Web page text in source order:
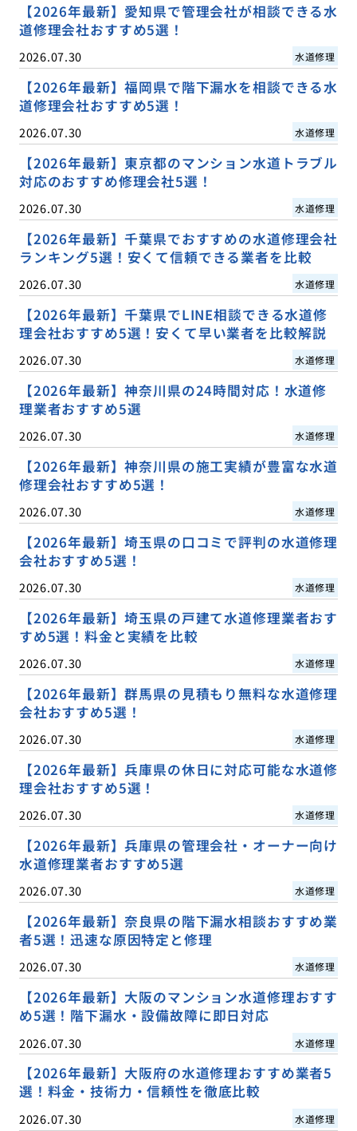
【2026年最新】愛知県で管理会社が相談できる水
道修理会社おすすめ5選！
2026.07.30 水道修理
【2026年最新】福岡県で階下漏水を相談できる水
道修理会社おすすめ5選！
2026.07.30 水道修理
【2026年最新】東京都のマンション水道トラブル
対応のおすすめ修理会社5選！
2026.07.30 水道修理
【2026年最新】千葉県でおすすめの水道修理会社
ランキング5選！安くて信頼できる業者を比較
2026.07.30 水道修理
【2026年最新】千葉県でLINE相談できる水道修
理会社おすすめ5選！安くて早い業者を比較解説
2026.07.30 水道修理
【2026年最新】神奈川県の24時間対応！水道修
理業者おすすめ5選
2026.07.30 水道修理
【2026年最新】神奈川県の施工実績が豊富な水道
修理会社おすすめ5選！
2026.07.30 水道修理
【2026年最新】埼玉県の口コミで評判の水道修理
会社おすすめ5選！
2026.07.30 水道修理
【2026年最新】埼玉県の戸建て水道修理業者おす
すめ5選！料金と実績を比較
2026.07.30 水道修理
【2026年最新】群馬県の見積もり無料な水道修理
会社おすすめ5選！
2026.07.30 水道修理
【2026年最新】兵庫県の休日に対応可能な水道修
理会社おすすめ5選！
2026.07.30 水道修理
【2026年最新】兵庫県の管理会社・オーナー向け
水道修理業者おすすめ5選
2026.07.30 水道修理
【2026年最新】奈良県の階下漏水相談おすすめ業
者5選！迅速な原因特定と修理
2026.07.30 水道修理
【2026年最新】大阪のマンション水道修理おすす
め5選！階下漏水・設備故障に即日対応
2026.07.30 水道修理
【2026年最新】大阪府の水道修理おすすめ業者5
選！料金・技術力・信頼性を徹底比較
2026.07.30 水道修理